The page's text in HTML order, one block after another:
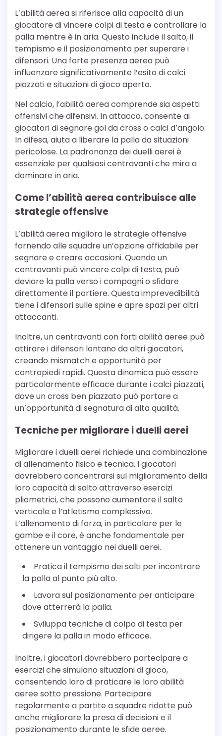
L’abilità aerea si riferisce alla capacità di un
giocatore di vincere colpi di testa e controllare la
palla mentre è in aria. Questo include il salto, il
tempismo e il posizionamento per superare i
difensori. Una forte presenza aerea può
influenzare significativamente l’esito di calci
piazzati e situazioni di gioco aperto.
Nel calcio, l’abilità aerea comprende sia aspetti
offensivi che difensivi. In attacco, consente ai
giocatori di segnare gol da cross o calci d’angolo.
In difesa, aiuta a liberare la palla da situazioni
pericolose. La padronanza dei duelli aerei è
essenziale per qualsiasi centravanti che mira a
dominare in aria.
Come l’abilità aerea contribuisce alle
strategie offensive
L’abilità aerea migliora le strategie offensive
fornendo alle squadre un’opzione affidabile per
segnare e creare occasioni. Quando un
centravanti può vincere colpi di testa, può
deviare la palla verso i compagni o sfidare
direttamente il portiere. Questa imprevedibilità
tiene i difensori sulle spine e apre spazi per altri
attaccanti.
Inoltre, un centravanti con forti abilità aeree può
attirare i difensori lontano da altri giocatori,
creando mismatch e opportunità per
contropiedi rapidi. Questa dinamica può essere
particolarmente efficace durante i calci piazzati,
dove un cross ben piazzato può portare a
un’opportunità di segnatura di alta qualità.
Tecniche per migliorare i duelli aerei
Migliorare i duelli aerei richiede una combinazione
di allenamento fisico e tecnica. I giocatori
dovrebbero concentrarsi sul miglioramento della
loro capacità di salto attraverso esercizi
pliometrici, che possono aumentare il salto
verticale e l’atletismo complessivo.
L’allenamento di forza, in particolare per le
gambe e il core, è anche fondamentale per
ottenere un vantaggio nei duelli aerei.
Pratica il tempismo dei salti per incontrare
la palla al punto più alto.
Lavora sul posizionamento per anticipare
dove atterrerà la palla.
Sviluppa tecniche di colpo di testa per
dirigere la palla in modo efficace.
Inoltre, i giocatori dovrebbero partecipare a
esercizi che simulano situazioni di gioco,
consentendo loro di praticare le loro abilità
aeree sotto pressione. Partecipare
regolarmente a partite a squadre ridotte può
anche migliorare la presa di decisioni e il
posizionamento durante le sfide aeree.